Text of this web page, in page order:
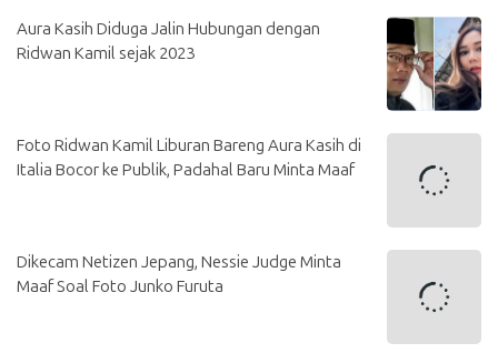
Aura Kasih Diduga Jalin Hubungan dengan
Ridwan Kamil sejak 2023
Foto Ridwan Kamil Liburan Bareng Aura Kasih di
Italia Bocor ke Publik, Padahal Baru Minta Maaf
Dikecam Netizen Jepang, Nessie Judge Minta
Maaf Soal Foto Junko Furuta